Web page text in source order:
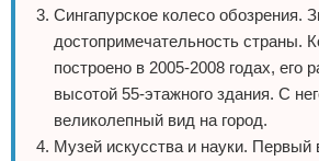
Сингапурское колесо обозрения.
достопримечательность страны.
построено в 2005-2008 годах, его
высотой 55-этажного здания. С
великолепный вид на город.
Музей искусства и науки. Первый